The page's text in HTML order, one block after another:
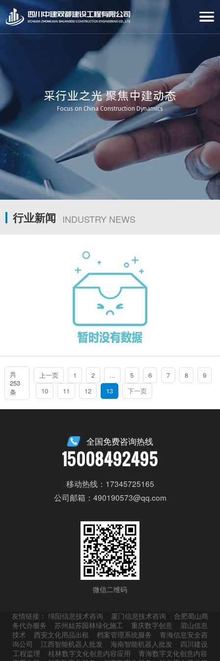
采行业之光 聚焦中建动态
Focus on China Construction Dynamics
行业新闻 INDUSTRY NEWS
共
253
条
上一页 1 2 ... 5 6 7 8
9
10
11 12 13 下一页
全国免费咨询热线
15008492495
移动热线：17345725165
公司邮箱：490190573@qq.com
微信二维码
友情链接：绵阳信息技术咨询 厦门信息技术咨询
合肥蜀山商
务代办服务
苏州姑苏园林绿化施工 重庆数字创意
眉山信息
技术
西安文化用品出租 档案管理系统服务
青海信息安全咨
询公司
江西智能机器人批发 海南智能机器人批发
四川建设
工程监理
桂林数字文化创意内容应用
青海数字文化创意内容